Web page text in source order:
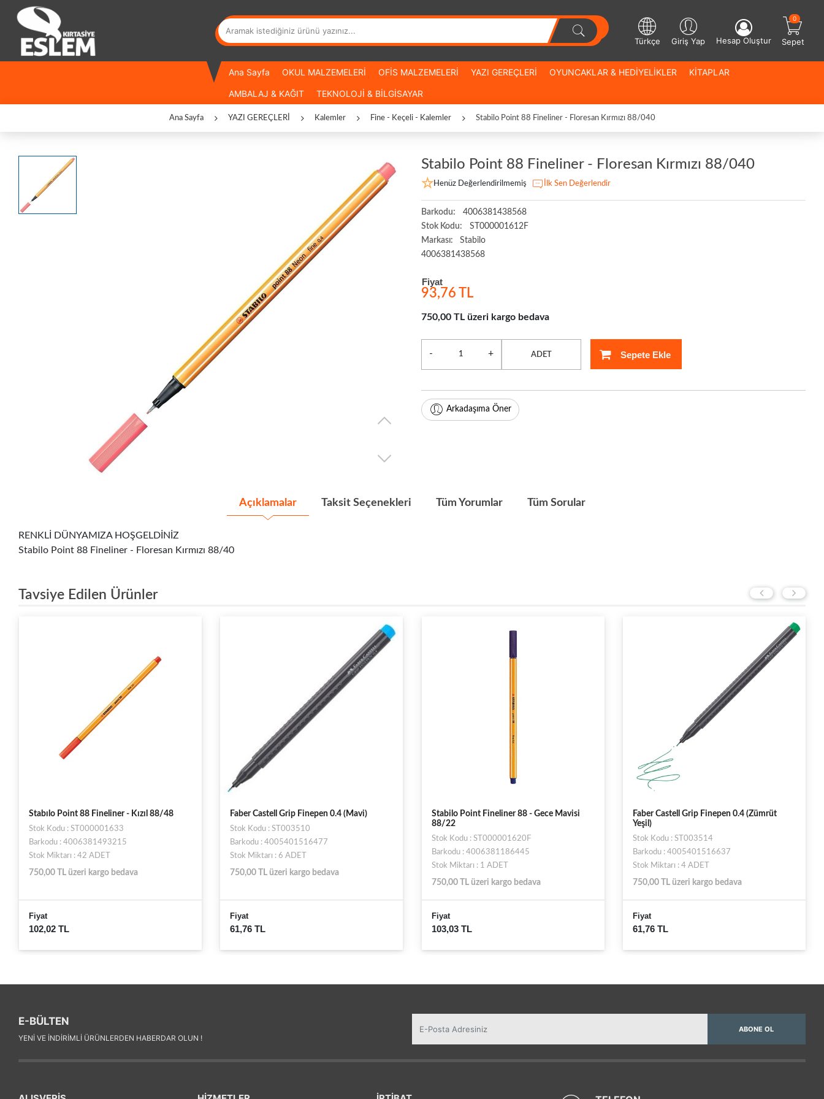
Sepet
0
Türkçe Giriş Yap Hesap Oluştur
Ana Sayfa OKUL MALZEMELERİ OFİS MALZEMELERİ YAZI GEREÇLERİ OYUNCAKLAR & HEDİYELİKLER KİTAPLAR
AMBALAJ & KAĞIT TEKNOLOJİ & BİLGİSAYAR
Ana Sayfa YAZI GEREÇLERİ Kalemler Fine - Keçeli - Kalemler Stabilo Point 88 Fineliner - Floresan Kırmızı 88/040
Stabilo Point 88 Fineliner - Floresan Kırmızı 88/040
Henüz Değerlendirilmemiş İlk Sen Değerlendir
Barkodu:
4006381438568
Stok Kodu:
ST000001612F
Markası:
Stabilo
4006381438568
Fiyat
93,76 TL
750,00 TL üzeri kargo bedava
- + ADET Sepete Ekle
Arkadaşıma Öner
Açıklamalar Taksit Seçenekleri Tüm Yorumlar Tüm Sorular
RENKLİ DÜNYAMIZA HOŞGELDİNİZ
Stabilo Point 88 Fineliner - Floresan Kırmızı 88/40
Tavsiye Edilen Ürünler
Stabılo Point 88 Fineliner - Kızıl 88/48
Stok Kodu : ST000001633
Barkodu : 4006381493215
Stok Miktarı : 42 ADET
750,00 TL üzeri kargo bedava
Fiyat
102,02 TL
Faber Castell Grip Finepen 0.4 (Mavi)
Stok Kodu : ST003510
Barkodu : 4005401516477
Stok Miktarı : 6 ADET
750,00 TL üzeri kargo bedava
Fiyat
61,76 TL
Stabilo Point Fineliner 88 - Gece Mavisi
88/22
Stok Kodu : ST000001620F
Barkodu : 4006381186445
Stok Miktarı : 1 ADET
750,00 TL üzeri kargo bedava
Fiyat
103,03 TL
Faber Castell Grip Finepen 0.4 (Zümrüt
Yeşil)
Stok Kodu : ST003514
Barkodu : 4005401516637
Stok Miktarı : 4 ADET
750,00 TL üzeri kargo bedava
Fiyat
61,76 TL
E-BÜLTEN
YENI VE INDIRIMLI ÜRÜNLERDEN HABERDAR OLUN !
ABONE OL